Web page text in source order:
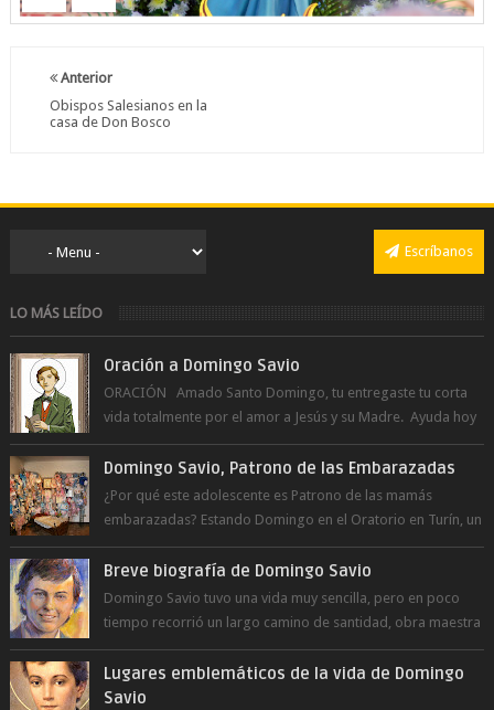
Anterior
Obispos Salesianos en la
casa de Don Bosco
Escríbanos
LO MÁS LEÍDO
Oración a Domingo Savio
ORACIÓN Amado Santo Domingo, tu entregaste tu corta
vida totalmente por el amor a Jesús y su Madre. Ayuda hoy
a la juventud para ...
Domingo Savio, Patrono de las Embarazadas
¿Por qué este adolescente es Patrono de las mamás
embarazadas? Estando Domingo en el Oratorio en Turín, un
día le pide a Don Bosco...
Breve biografía de Domingo Savio
Domingo Savio tuvo una vida muy sencilla, pero en poco
tiempo recorrió un largo camino de santidad, obra maestra
del Espíritu Santo y fr...
Lugares emblemáticos de la vida de Domingo
Savio